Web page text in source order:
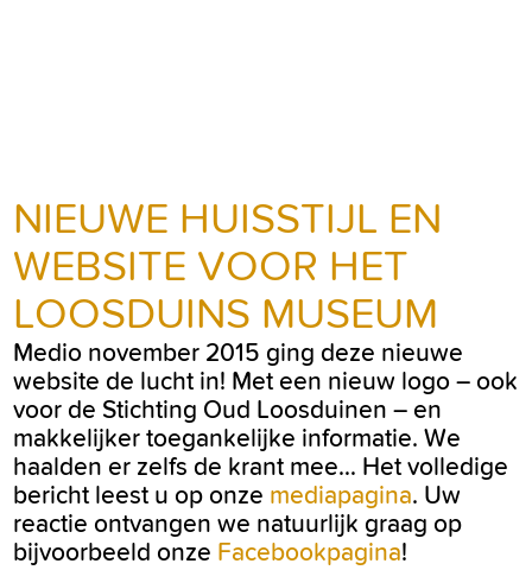
NIEUWE HUISSTIJL EN
WEBSITE VOOR HET
LOOSDUINS MUSEUM
Medio november 2015 ging deze nieuwe
website de lucht in! Met een nieuw logo – ook
voor de Stichting Oud Loosduinen – en
makkelijker toegankelijke informatie. We
haalden er zelfs de krant mee… Het volledige
bericht leest u op onze mediapagina. Uw
reactie ontvangen we natuurlijk graag op
bijvoorbeeld onze Facebookpagina!